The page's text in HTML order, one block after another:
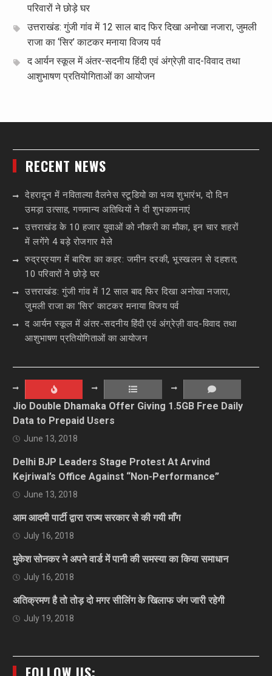
परिवारों ने छोड़े घर
उत्तराखंड: गुंजी गांव में 12 साल बाद फिर दिखा अनोखा नजारा, जुमली
राजा का ‘सिर’ काटकर मनाया विजय पर्व
द आर्यन स्कूल में अंतर-सदनीय हिंदी एवं अंग्रेज़ी वाद-विवाद तथा
आशुभाषण प्रतियोगिताओं का आयोजन
RECENT NEWS
देहरादून में नविताल्या वैलनेस स्टूडियो का भव्य शुभारंभ, दो दिन
उमड़ा उत्साह, गणमान्य अतिथियों ने दी शुभकामनाएं
उत्तराखंड के 10 हजार युवाओं को नौकरी का मौका, इन चार शहरों
में लगेंगे 4 बड़े रोजगार मेले
रुद्रप्रयाग में बारिश का कहर: जमीन दरकी, भूस्खलन से दहशत;
10 परिवारों ने छोड़े घर
उत्तराखंड: गुंजी गांव में 12 साल बाद फिर दिखा अनोखा नजारा,
जुमली राजा का ‘सिर’ काटकर मनाया विजय पर्व
द आर्यन स्कूल में अंतर-सदनीय हिंदी एवं अंग्रेज़ी वाद-विवाद तथा
आशुभाषण प्रतियोगिताओं का आयोजन
Jio Double Dhamaka Offer Giving 1.5GB Free Daily
Data to Prepaid Users
June 13, 2018
Delhi BJP Leaders Stage Protest At Arvind
Kejriwal’s Office Against “Non-Performance”
June 13, 2018
आम आदमी पार्टी द्वारा राज्य सरकार से की गयी माँग
July 16, 2018
मुकेश सोनकर ने अपने वार्ड में पानी की समस्या का किया समाधान
July 16, 2018
अतिक्रमण है तो तोड़ दो मगर सीलिंग के खिलाफ जंग जारी रहेगी
July 19, 2018